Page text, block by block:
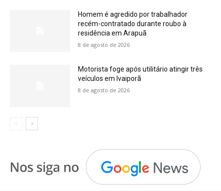
Homem é agredido por trabalhador
recém-contratado durante roubo à
residência em Arapuã
8 de agosto de 2026
Motorista foge após utilitário atingir três
veículos em Ivaiporã
8 de agosto de 2026